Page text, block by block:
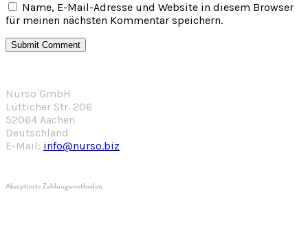
Name, E-Mail-Adresse und Website in diesem Browser
für meinen nächsten Kommentar speichern.
Nurso GmbH
Lütticher Str. 206
52064 Aachen
Deutschland
E-Mail: info@nurso.biz
Akzeptierte Zahlungsmethoden